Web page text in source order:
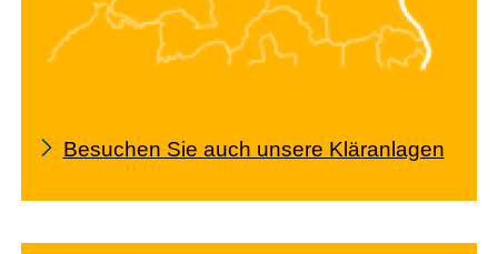
Besuchen Sie auch unsere Kläranlagen